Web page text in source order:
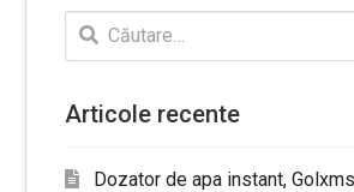
Caută
după:
Articole recente
Dozator de apa instant,